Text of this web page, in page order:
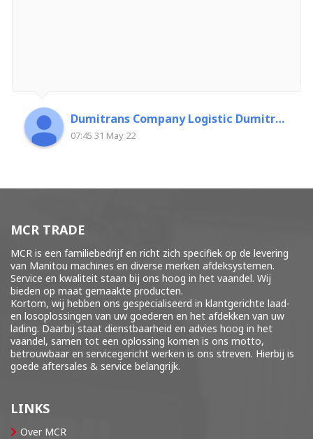
Dumitrans Company Logistic Dumitrascu Florin
07:45 31 May 22
MCR TRADE
MCR is een familiebedrijf en richt zich specifiek op de levering
van Manitou machines en diverse merken afdeksystemen.
Service en kwaliteit staan bij ons hoog in het vaandel. Wij
bieden op maat gemaakte producten.
Kortom, wij hebben ons gespecialiseerd in klantgerichte laad-
en losoplossingen van uw goederen en het afdekken van uw
lading. Daarbij staat dienstbaarheid en advies hoog in het
vaandel, samen tot een oplossing komen is ons motto,
betrouwbaar en servicegericht werken is ons streven. Hierbij is
goede aftersales & service belangrijk.
LINKS
Over MCR